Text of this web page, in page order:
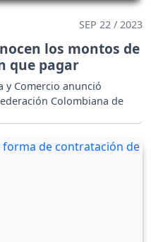
SEP 22 / 2023
los montos de
que pagar
y Comercio anunció
Colombiana de